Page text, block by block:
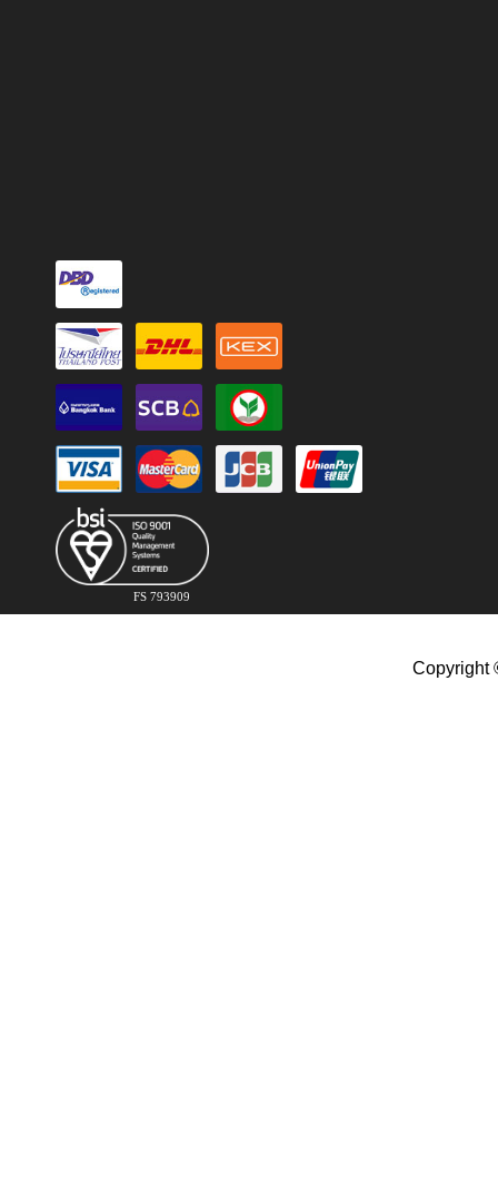
FS 793909
Copyright